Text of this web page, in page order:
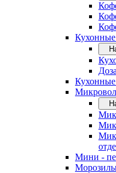
Кухонные
Мини -